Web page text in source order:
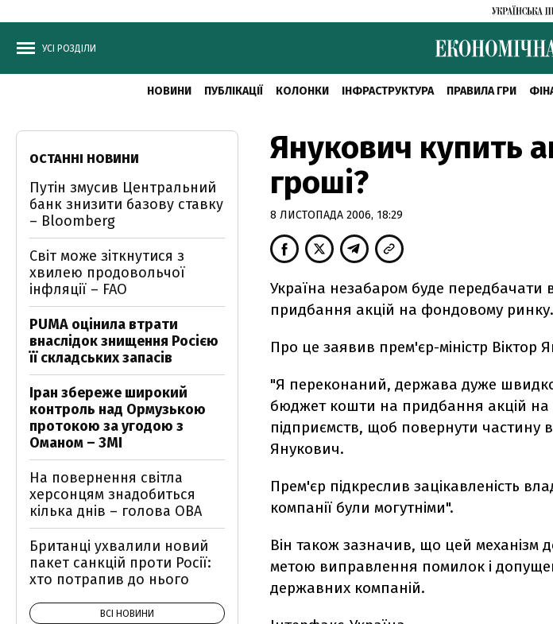
УСІ РОЗДІЛИ
НОВИНИ ПУБЛІКАЦІЇ КОЛОНКИ ІНФРАСТРУКТУРА ПРАВИЛА ГРИ
Янукович купить
гроші?
8 ЛИСТОПАДА 2006, 18:29
Україна незабаром буде
придбання акцій на фондовому ринку.
Про це заявив прем'єр-міністр Віктор
"Я переконаний, держава дуже
бюджет кошти на придбання акцій
підприємств, щоб повернути частину
Янукович.
Прем'єр підкреслив зацікавленість
компанії були могутніми".
Він також зазначив, що цей механізм
метою виправлення помилок і
державних компаній.
ОСТАННІ НОВИНИ
Путін змусив Центральний
банк знизити базову ставку
– Bloomberg
Світ може зіткнутися з
хвилею продовольчої
інфляції – FAO
PUMA оцінила втрати
внаслідок знищення Росією
її складських запасів
Іран збереже широкий
контроль над Ормузькою
протокою за угодою з
Оманом – ЗМІ
На повернення світла
херсонцям знадобиться
кілька днів – голова ОВА
Британці ухвалили новий
пакет санкцій проти Росії:
хто потрапив до нього
ВСІ НОВИНИ